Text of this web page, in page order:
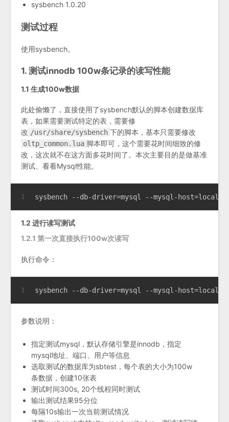
sysbench 1.0.20
测试过程
使用sysbench。
1. 测试innodb 100w条记录的读写性能
1.1 生成100w数据
此处偷懒了，直接使用了sysbench默认的脚本创建数据库
表，如果需要测试特定的表，需要修
改 /usr/share/sysbench 下的脚本，基本只需要修改
oltp_common.lua 脚本即可，这个需要花时间细致的修
改，这次就不在这方面多花时间了。本次主要目的是做基准
测试、看看Mysql性能。
1 sysbench --db-driver=mysql --mysql-
1.2 进行读写测试
1.2.1 第一次直接执行100w次读写
执行命令：
1 sysbench --db-driver=mysql --mysql-
参数说明：
指定测试mysql，默认存储引擎是innodb，指定
mysql地址、端口、用户等信息
选取测试的数据库为sbtest，每个表的大小为100w
条数据，创建10张表
测试时间300s, 20个线程同时测试
输出测试结果95分位
每隔10s输出一次当前测试情况